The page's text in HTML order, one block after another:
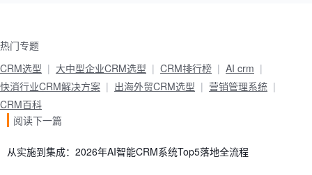
热门专题
CRM选型
大中型企业CRM选型 CRM排行榜
AI crm
快消行业CRM解决方案
出海外贸CRM选型
营销管理系统
CRM百科
阅读下一篇
从实施到集成：2026年AI智能CRM系统Top5落地全流程